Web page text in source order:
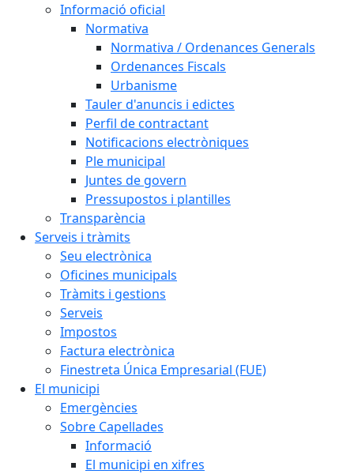
Informació oficial
Normativa
Normativa / Ordenances Generals
Ordenances Fiscals
Urbanisme
Tauler d'anuncis i edictes
Perfil de contractant
Notificacions electròniques
Ple municipal
Juntes de govern
Pressupostos i plantilles
Transparència
Serveis i tràmits
Seu electrònica
Oficines municipals
Tràmits i gestions
Serveis
Impostos
Factura electrònica
Finestreta Única Empresarial (FUE)
El municipi
Emergències
Sobre Capellades
Informació
El municipi en xifres